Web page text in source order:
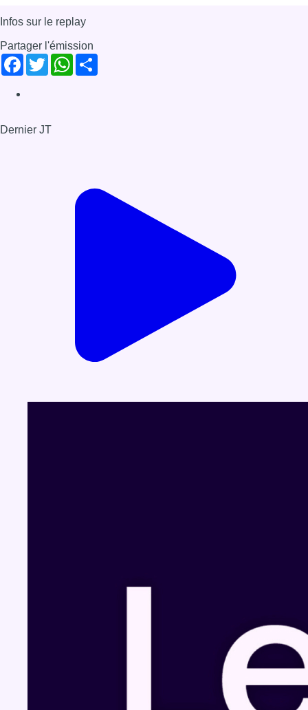
Infos sur le replay
Partager l'émission
Facebook
TwitterWhatsApp
Dernier JT